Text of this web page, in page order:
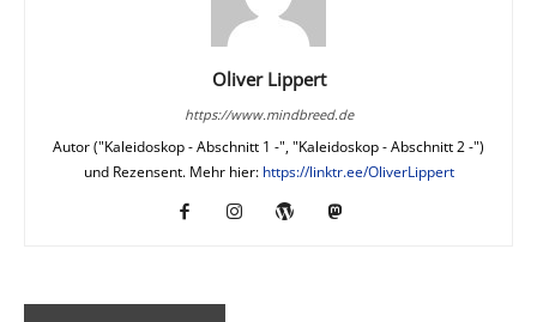
Oliver Lippert
https://www.mindbreed.de
Autor ("Kaleidoskop - Abschnitt 1 -", "Kaleidoskop - Abschnitt 2 -")
und Rezensent. Mehr hier: https://linktr.ee/OliverLippert